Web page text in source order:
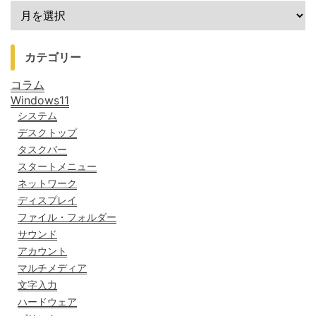
カテゴリー
コラム
Windows11
システム
デスクトップ
タスクバー
スタートメニュー
ネットワーク
ディスプレイ
ファイル・フォルダー
サウンド
アカウント
マルチメディア
文字入力
ハードウェア